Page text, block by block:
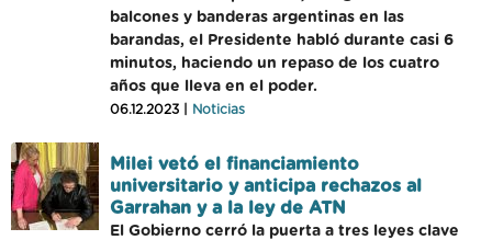
balcones y banderas argentinas en las
barandas, el Presidente habló durante casi 6
minutos, haciendo un repaso de los cuatro
años que lleva en el poder.
06.12.2023 | Noticias
Milei vetó el financiamiento
universitario y anticipa rechazos al
Garrahan y a la ley de ATN
El Gobierno cerró la puerta a tres leyes clave